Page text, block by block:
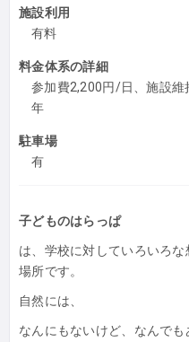
施設利用
有料
料金体系の詳細
参加費2,200円/日、施設
年
駐車場
有
子どものはらっぱ
は、学校に対していろいろ
場所です。
自然には、
なんにもないけど、なんでも